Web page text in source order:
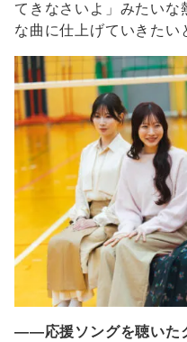
てきなさいよ」みたいな
な曲に仕上げていきたい
――応援ソングを聴いた